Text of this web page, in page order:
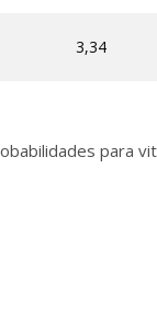
3,34
para